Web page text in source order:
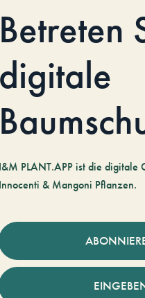
Betreten
digitale
I&M PLANT.APP ist die digitale
Innocenti & Mangoni Pflanzen.